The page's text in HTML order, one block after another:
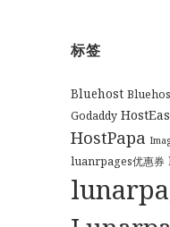
标签
Bluehost
Godaddy
HostPapa
luanrpages优惠券